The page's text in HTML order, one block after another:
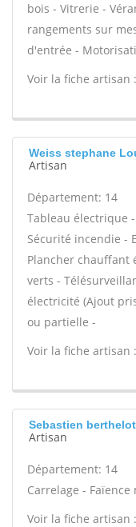
bois - Vitrerie -
rangements sur
d'entrée -
Voir la fiche artisan :
Weiss stephane
Artisan
Département: 14
Tableau électrique
Sécurité incendie -
Plancher chauffant
verts -
électricité (Ajout
ou partielle -
Voir la fiche artisan :
Sebastien
Artisan
Département: 14
Carrelage -
Voir la fiche artisan :